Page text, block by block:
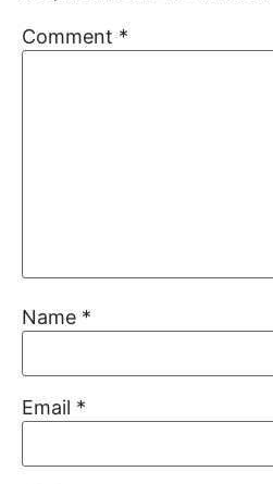
Comment *
Name *
Email *